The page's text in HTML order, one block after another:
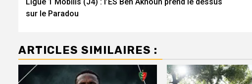
d’article
sur le Paradou
ARTICLES SIMILAIRES :